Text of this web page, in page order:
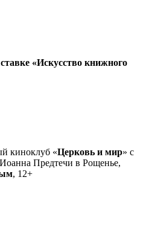
«Искусство книжного
киноклуб «Церковь и мир» с
Предтечи в Рощенье,
, 12+